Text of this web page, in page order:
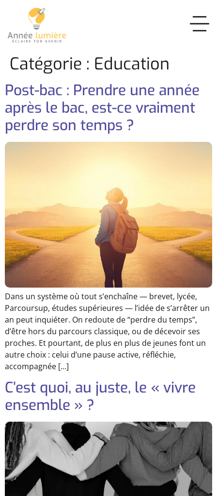
Catégorie : Education
Post-bac : Prendre une année
après le bac, est-ce vraiment
perdre son temps ?
Dans un système où tout s’enchaîne — brevet, lycée,
Parcoursup, études supérieures — l’idée de s’arrêter un
an peut inquiéter. On redoute de “perdre du temps”,
d’être hors du parcours classique, ou de décevoir ses
proches. Et pourtant, de plus en plus de jeunes font un
autre choix : celui d’une pause active, réfléchie,
accompagnée […]
C’est quoi, au juste, le « vivre
ensemble » ?